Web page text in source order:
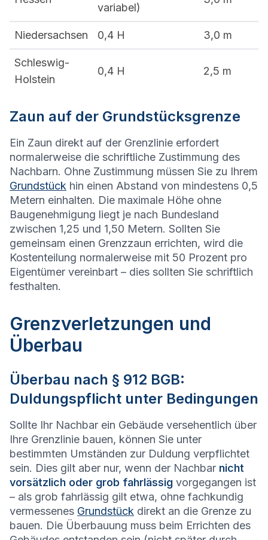
variabel)
Niedersachsen 0,4 H 3,0 m
Schleswig-
Holstein
0,4 H 2,5 m
Zaun auf der Grundstücksgrenze
Ein Zaun direkt auf der Grenzlinie erfordert
normalerweise die schriftliche Zustimmung des
Nachbarn. Ohne Zustimmung müssen Sie zu Ihrem
Grundstück hin einen Abstand von mindestens 0,5
Metern einhalten. Die maximale Höhe ohne
Baugenehmigung liegt je nach Bundesland
zwischen 1,25 und 1,50 Metern. Sollten Sie
gemeinsam einen Grenzzaun errichten, wird die
Kostenteilung normalerweise mit 50 Prozent pro
Eigentümer vereinbart – dies sollten Sie schriftlich
festhalten.
Grenzverletzungen und
Überbau
Überbau nach § 912 BGB:
Duldungspflicht unter Bedingungen
Sollte Ihr Nachbar ein Gebäude versehentlich über
Ihre Grenzlinie bauen, können Sie unter
bestimmten Umständen zur Duldung verpflichtet
sein. Dies gilt aber nur, wenn der Nachbar nicht
vorsätzlich oder grob fahrlässig vorgegangen ist
– als grob fahrlässig gilt etwa, ohne fachkundig
vermessenes Grundstück direkt an die Grenze zu
bauen. Die Überbauung muss beim Errichten des